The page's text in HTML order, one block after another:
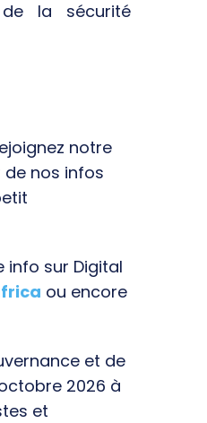
la sécurité
notre
nos infos
info sur Digital
ou encore
et de
2026 à
et